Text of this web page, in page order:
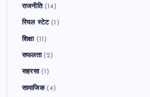
राजनीति(14)
रियल स्टेट(1)
शिक्षा(11)
सफलता(2)
सहरसा(1)
सामाजिक(4)